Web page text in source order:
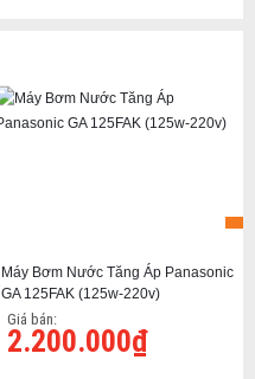
Máy Bơm Nước Tăng Áp Panasonic
GA 125FAK (125w-220v)
Giá bán:
2.200.000₫